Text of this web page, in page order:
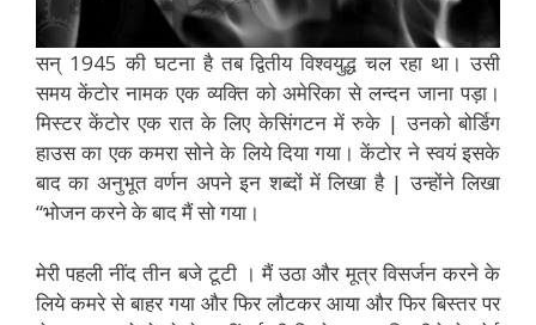
सन् 1945 की घटना है तब द्वितीय विश्वयुद्ध चल रहा था। उसी
समय केंटोर नामक एक व्यक्ति को अमेरिका से लन्दन जाना पड़ा।
मिस्टर केंटोर एक रात के लिए केसिंगटन में रुके | उनको बोर्डिग
हाउस का एक कमरा सोने के लिये दिया गया। केंटोर ने स्वयं इसके
बाद का अनुभूत वर्णन अपने इन शब्दों में लिखा है | उन्होंने लिखा
“भोजन करने के बाद मैं सो गया।
मेरी पहली नींद तीन बजे टूटी । मैं उठा और मूत्र विसर्जन करने के
लिये कमरे से बाहर गया और फिर लौटकर आया और फिर बिस्तर पर